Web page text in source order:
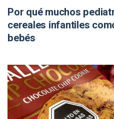
Por qué muchos
cereales infantiles
bebés